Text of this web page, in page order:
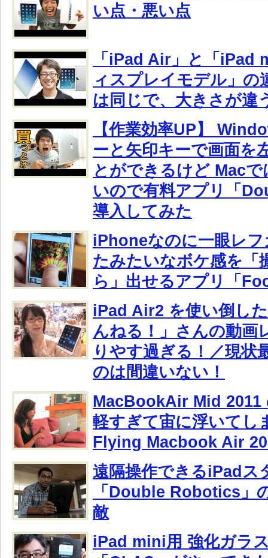
い点・悪い点
「iPad Air」と「iPad
ィスプレイモデル」の
は同じで、大きさが違
【作業効率UP】
ーと矢印キーで画面を
とができるけど Mac
いので有料アプリ「
導入してみた
iPhoneなのに一眼レ
たみたいなボケ感を「
ら」出せるアプリ「
iPad Air2 を使い倒し
んねる！」さんの動画
りやす過ぎる！／現状
のは間違いない！
MacBookAir Mid 2011
軽すぎて宙に浮いてし
Flying Macbook Air
遠隔操作できるiPadス
「Double Robotics」
敵
iPad mini用 強化ガラ